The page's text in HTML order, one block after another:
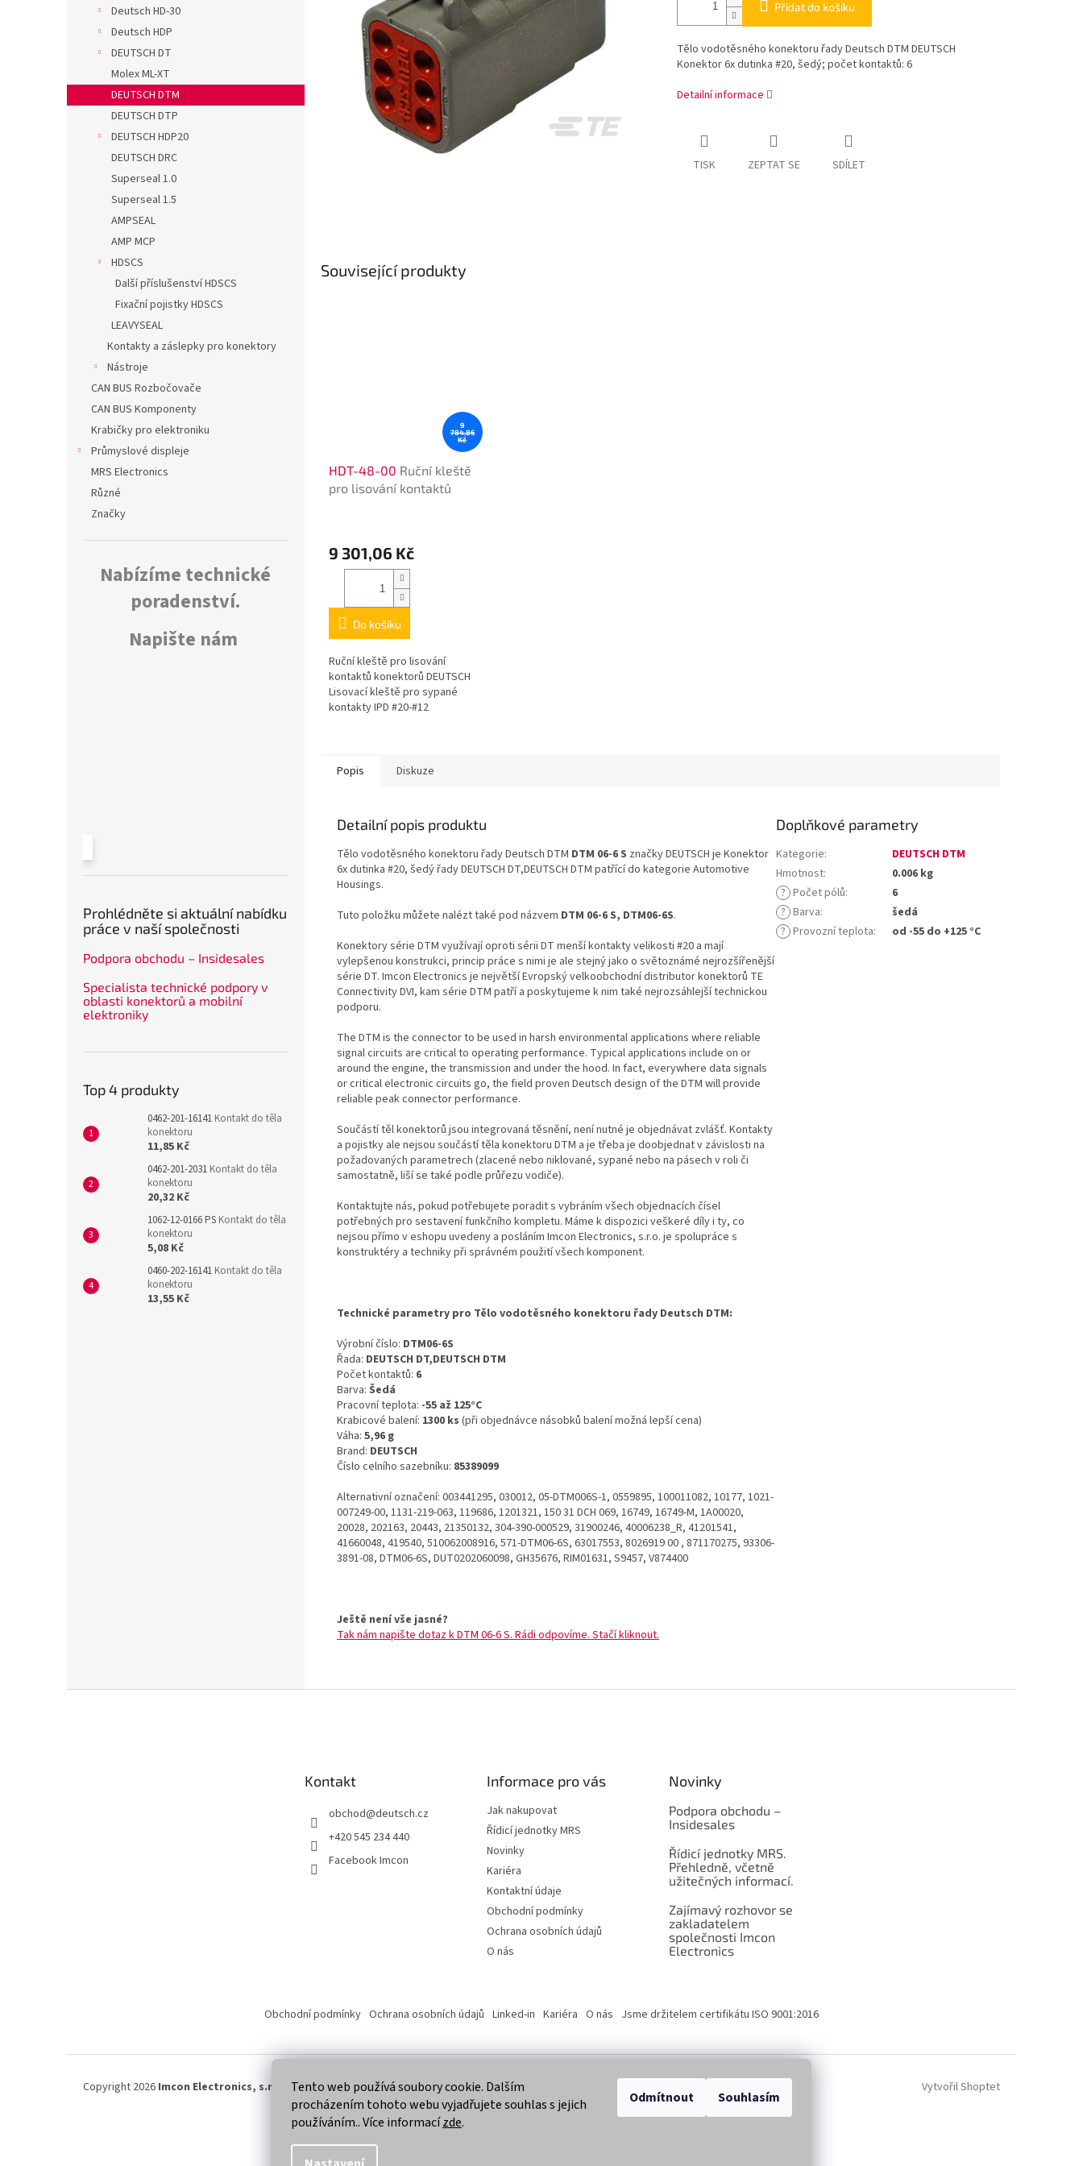
Tento web používá soubory cookie. Dalším
procházením tohoto webu vyjadřujete souhlas s jejich
používáním.. Více informacízde.
Odmítnout Souhlasím
Deutsch HD-30
Deutsch HDP
DEUTSCH DT
Molex ML-XT
DEUTSCH DTM
DEUTSCH DTP
DEUTSCH HDP20
DEUTSCH DRC
Superseal 1.0
Superseal 1.5
AMPSEAL
AMP MCP
HDSCS
Další příslušenství HDSCS
Fixační pojistky HDSCS
LEAVYSEAL
Kontakty a záslepky pro konektory
Nástroje
CAN BUS Rozbočovače
CAN BUS Komponenty
Krabičky pro elektroniku
Průmyslové displeje
MRS Electronics
Různé
Značky
Nabízíme technické
poradenství.
Napište nám
Prohlédněte si aktuální nabídku
práce v naší společnosti
Podpora obchodu – Insidesales
Specialista technické podpory v
oblasti konektorů a mobilní
elektroniky
Top 4 produkty
0462-201-16141 Kontakt do těla
konektoru
11,85 Kč
0462-201-2031 Kontakt do těla
konektoru
20,32 Kč
1062-12-0166 PS Kontakt do těla
konektoru
5,08 Kč
0460-202-16141 Kontakt do těla
konektoru
13,55 Kč
Přidat do košíku
Tělo vodotěsného konektoru řady Deutsch DTM DEUTSCH
Konektor 6x dutinka #20, šedý; počet kontaktů: 6
Detailní informace
TISK ZEPTAT SE SDÍLET
Související produkty
9
784,86
Kč
HDT-48-00 Ruční kleště
pro lisování kontaktů
9 301,06 Kč
Do košíku
Ruční kleště pro lisování
kontaktů konektorů DEUTSCH
Lisovací kleště pro sypané
kontakty IPD #20-#12
Popis Diskuze
Detailní popis produktu
Tělo vodotěsného konektoru řady Deutsch DTM DTM 06-6 S značky DEUTSCH je Konektor
6x dutinka #20, šedý řady DEUTSCH DT,DEUTSCH DTM patřící do kategorie Automotive
Housings.
Tuto položku můžete nalézt také pod názvem DTM 06-6 S, DTM06-6S.
Konektory série DTM využívají oproti sérii DT menší kontakty velikosti #20 a mají
vylepšenou konstrukci, princip práce s nimi je ale stejný jako o světoznámé nejrozšířenější
série DT. Imcon Electronics je největší Evropský velkoobchodní distributor konektorů TE
Connectivity DVI, kam série DTM patří a poskytujeme k nim také nejrozsáhlejší technickou
podporu.
The DTM is the connector to be used in harsh environmental applications where reliable
signal circuits are critical to operating performance. Typical applications include on or
around the engine, the transmission and under the hood. In fact, everywhere data signals
or critical electronic circuits go, the field proven Deutsch design of the DTM will provide
reliable peak connector performance.
Součástí těl konektorů jsou integrovaná těsnění, není nutné je objednávat zvlášť. Kontakty
a pojistky ale nejsou součástí těla konektoru DTM a je třeba je doobjednat v závislosti na
požadovaných parametrech (zlacené nebo niklované, sypané nebo na pásech v roli či
samostatně, liší se také podle průřezu vodiče).
Kontaktujte nás, pokud potřebujete poradit s vybráním všech objednacích čísel
potřebných pro sestavení funkčního kompletu. Máme k dispozici veškeré díly i ty, co
nejsou přímo v eshopu uvedeny a posláním Imcon Electronics, s.r.o. je spolupráce s
konstruktéry a techniky při správném použití všech komponent.
Technické parametry pro Tělo vodotěsného konektoru řady Deutsch DTM:
Výrobní číslo: DTM06-6S
Řada: DEUTSCH DT,DEUTSCH DTM
Počet kontaktů: 6
Barva: Šedá
Pracovní teplota: -55 až 125°C
Krabicové balení: 1300 ks (při objednávce násobků balení možná lepší cena)
Váha: 5,96 g
Brand: DEUTSCH
Číslo celního sazebníku: 85389099
Alternativní označení: 003441295, 030012, 05-DTM006S-1, 0559895, 100011082, 10177, 1021-
007249-00, 1131-219-063, 119686, 1201321, 150 31 DCH 069, 16749, 16749-M, 1A00020,
20028, 202163, 20443, 21350132, 304-390-000529, 31900246, 40006238_R, 41201541,
41660048, 419540, 510062008916, 571-DTM06-6S, 63017553, 8026919 00 , 871170275, 93306-
3891-08, DTM06-6S, DUT0202060098, GH35676, RIM01631, S9457, V874400
Ještě není vše jasné?
Tak nám napište dotaz k DTM 06-6 S. Rádi odpovíme. Stačí kliknout.
Doplňkové parametry
Kategorie:
DEUTSCH DTM
Hmotnost:
0.006 kg
? Počet pólů:
6
? Barva:
šedá
? Provozní teplota: od -55 do +125 °C
Kontakt
obchod@deutsch.cz
+420 545 234 440
Facebook Imcon
Informace pro vás
Jak nakupovat
Řídicí jednotky MRS
Novinky
Kariéra
Kontaktní údaje
Obchodní podmínky
Ochrana osobních údajů
O nás
Novinky
Podpora obchodu –
Insidesales
Řídicí jednotky MRS.
Přehledně, včetně
užitečných informací.
Zajímavý rozhovor se
zakladatelem
společnosti Imcon
Electronics
Obchodní podmínky Ochrana osobních údajů Linked-in Kariéra O nás Jsme držitelem certifikátu ISO 9001:2016
Vytvořil Shoptet
Copyright 2026 Imcon Electronics, s.r.o. . Všechna práva vyhrazena.